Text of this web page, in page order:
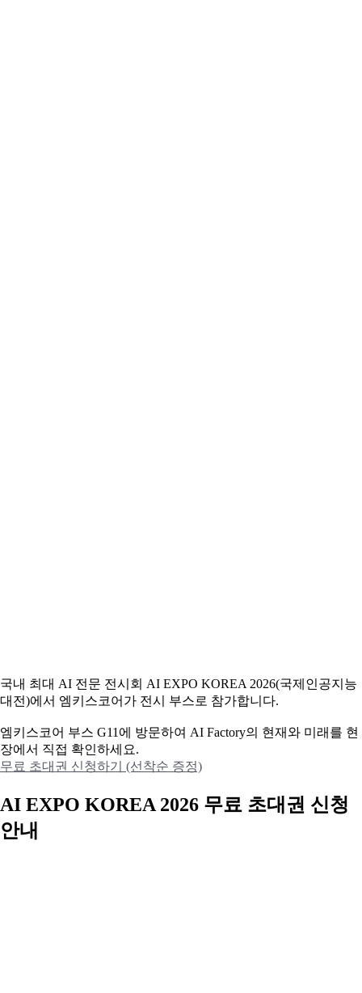
국내 최대 AI 전문 전시회 AI EXPO KOREA 2026(국제인공지능
대전)에서 엠키스코어가 전시 부스로 참가합니다.
엠키스코어 부스 G11에 방문하여 AI Factory의 현재와 미래를 현
장에서 직접 확인하세요.
무료 초대권 신청하기 (선착순 증정)
AI EXPO KOREA 2026 무료 초대권 신청
안내